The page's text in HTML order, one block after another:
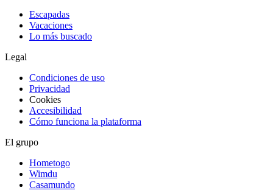
Escapadas
Vacaciones
Lo más buscado
Legal
Condiciones de uso
Privacidad
Cookies
Accesibilidad
Cómo funciona la plataforma
El grupo
Hometogo
Wimdu
Casamundo